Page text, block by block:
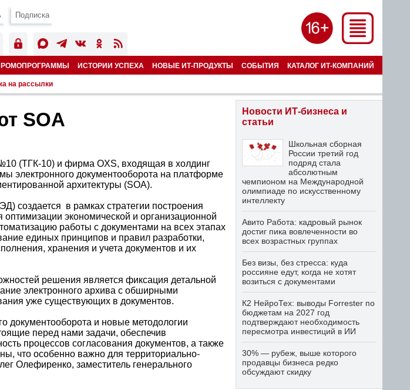
Подписка
ИСТОРИИ УСПЕХА НОВЫЕ ИТ-ПРОДУКТЫ СОБЫТИЯ КАТАЛОГ ИТ-КОМПАНИЙ
на рассылки
SOA
(ТГК-10) и фирма OXS, входящая в холдинг
электронного документооборота на платформе
архитектуры (SOA).
создается в рамках стратегии построения
экономической и организационной
работы с документами на всех этапах
единых принципов и правил разработки,
хранения и учета документов и их
решения является фиксация детальной
электронного архива с обширными
уже существующих в документов.
документооборота и новые методологии
перед нами задачи, обеспечив
процессов согласования документов, а также
что особенно важно для территориально-
Олефиренко, заместитель генерального
Новости ИТ-бизнеса и
статьи
Школьная сборная
России третий год
подряд стала
абсолютным
чемпионом на Международной
олимпиаде по искусственному
интеллекту
Авито Работа: кадровый рынок
достиг пика вовлеченности во
всех возрастных группах
Без визы, без стресса: куда
россияне едут, когда не хотят
возиться с документами
К2 НейроТех: выводы Forrester по
бюджетам на 2027 год
подтверждают необходимость
пересмотра инвестиций в ИИ
30% — рубеж, выше которого
продавцы бизнеса редко
обсуждают скидку